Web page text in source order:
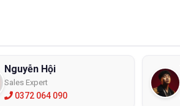
Nguyễn Hội
Sales Expert
0372 064 090